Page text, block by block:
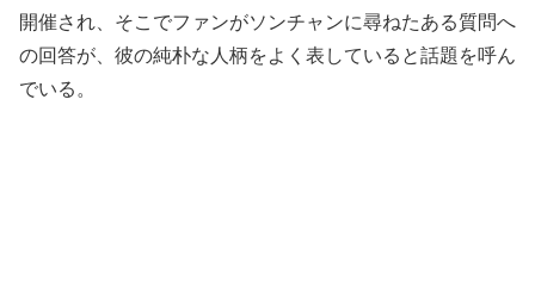
開催され、そこでファンがソンチャンに尋ねたある質問へ
の回答が、彼の純朴な人柄をよく表していると話題を呼ん
でいる。